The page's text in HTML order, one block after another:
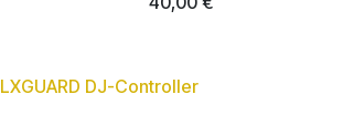
DJ-Controller